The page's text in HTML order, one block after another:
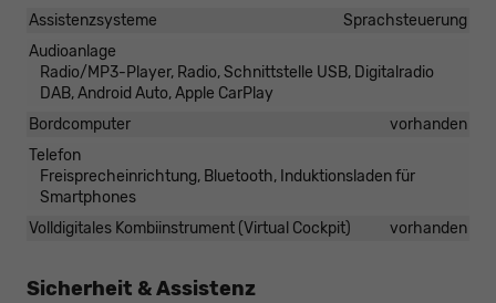
Assistenzsysteme
Sprachsteuerung
Audioanlage
Radio/MP3-Player, Radio, Schnittstelle USB, Digitalradio
DAB, Android Auto, Apple CarPlay
Bordcomputer
vorhanden
Telefon
Freisprecheinrichtung, Bluetooth, Induktionsladen für
Smartphones
Volldigitales Kombiinstrument (Virtual Cockpit)
vorhanden
Sicherheit & Assistenz